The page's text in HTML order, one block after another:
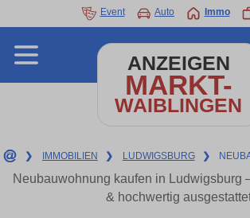
Event Auto Immo
ANZEIGEN
MARKT-
WAIBLINGEN
❯ IMMOBILIEN ❯ LUDWIGSBURG ❯
Neubauwohnung kaufen in Ludwigsburg
& hochwertig